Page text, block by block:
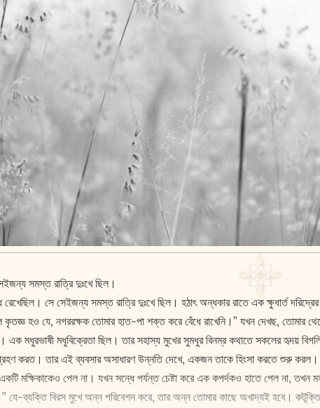
সমস্ত রাত্রি দুঃখে ছিল।
সে সেইজন্য সমস্ত রাত্রি দুঃখে ছিল। হঠাৎ অন্ধকার রাতে এক ‌ক্ষুধার্ত
কৃতজ্ঞ হও যে, নগরর‌ক্ষক তোমার হাত-পা শক্ত করে বেঁধে রাখেনি।” যখন দেখছ,
মধুরভাষী মধুবিক্রেতা ছিল। তার সহাস্য মুখের সুমধুর বিনম্র কথাতে সকলের হৃদয়
করত। তার এই ব্যবসার অসাধারণ উন্নতি দেখে, একজন তাকে হিংসা করতে শুরু করল।
একটি ম‌ক্ষিকাকেও পেল না। যখন সন্ধে পর্যন্ত চেষ্টা করে এক কপর্দকও হাতে পেল না,
যে-ব্যক্তি বিরস মুখে অন্ন পরিবেশন করে, তার অন্ন তোমার কাছে অখাদ্যই হবে।